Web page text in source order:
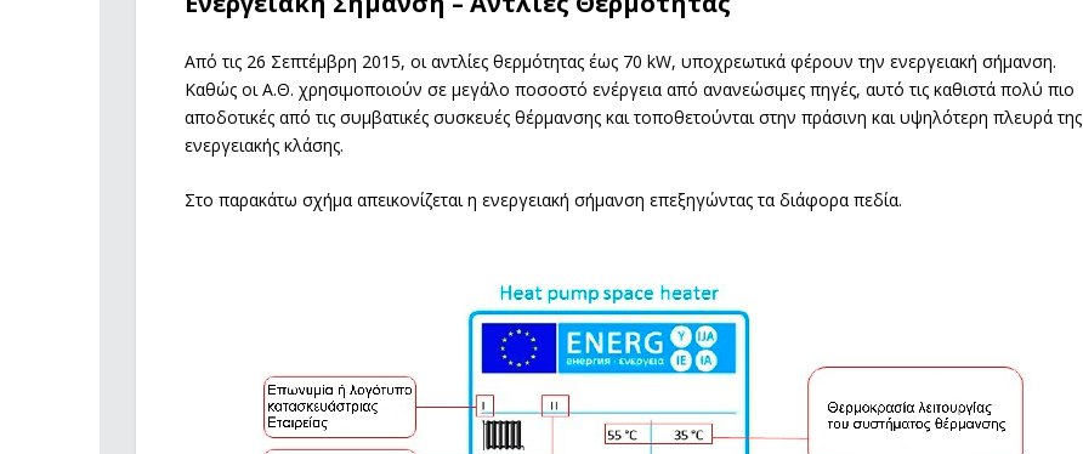
Από τις 26 Σεπτέμβρη 2015, οι αντλίες θερμότητας έως 70 kW, υποχρεωτικά φέρουν την ενεργειακή σήμανση.
Καθώς οι Α.Θ. χρησιμοποιούν σε μεγάλο ποσοστό ενέργεια από ανανεώσιμες πηγές, αυτό τις καθιστά πολύ πιο
αποδοτικές από τις συμβατικές συσκευές θέρμανσης και τοποθετούνται στην πράσινη και υψηλότερη πλευρά της
ενεργειακής κλάσης.
Στο παρακάτω σχήμα απεικονίζεται η ενεργειακή σήμανση επεξηγώντας τα διάφορα πεδία.